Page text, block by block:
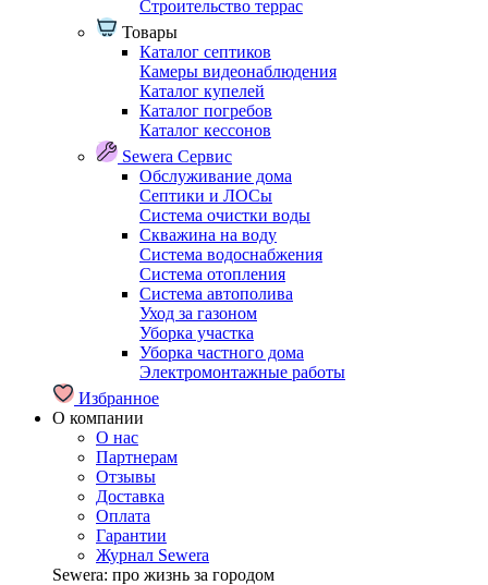
Строительство террас
Товары
Каталог септиков
Камеры видеонаблюдения
Каталог купелей
Каталог погребов
Каталог кессонов
Sewera Сервис
Обслуживание дома
Септики и ЛОСы
Система очистки воды
Скважина на воду
Система водоснабжения
Система отопления
Система автополива
Уход за газоном
Уборка участка
Уборка частного дома
Электромонтажные работы
Избранное
О компании
О нас
Партнерам
Отзывы
Доставка
Оплата
Гарантии
Журнал Sewera
Sewera: про жизнь за городом